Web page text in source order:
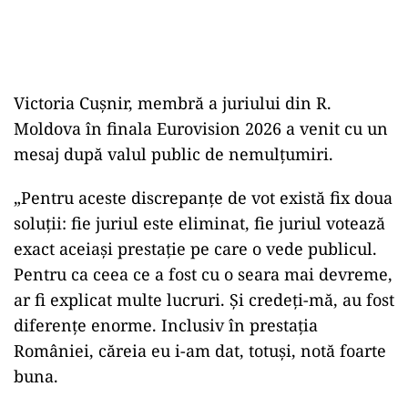
Victoria Cușnir, membră a juriului din R.
Moldova în finala Eurovision 2026 a venit cu un
mesaj după valul public de nemulțumiri.
„Pentru aceste discrepanțe de vot există fix doua
soluții: fie juriul este eliminat, fie juriul votează
exact aceiași prestație pe care o vede publicul.
Pentru ca ceea ce a fost cu o seara mai devreme,
ar fi explicat multe lucruri. Și credeți-mă, au fost
diferențe enorme. Inclusiv în prestația
României, căreia eu i-am dat, totuși, notă foarte
buna.